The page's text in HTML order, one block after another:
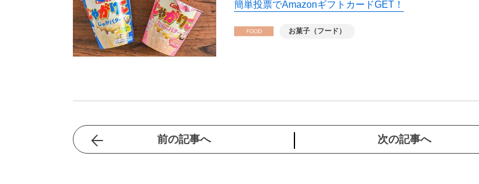
簡単投票でAmazonギフトカードGET！
お菓子（フード）
前の記事へ 次の記事へ